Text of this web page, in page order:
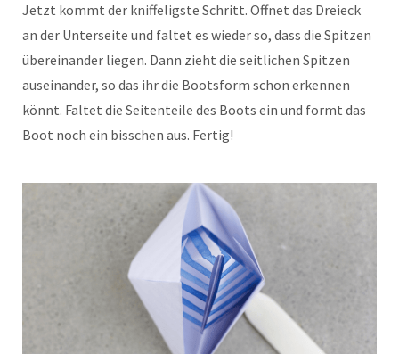
Jetzt kommt der kniffeligste Schritt. Öffnet das Dreieck
an der Unterseite und faltet es wieder so, dass die Spitzen
übereinander liegen. Dann zieht die seitlichen Spitzen
auseinander, so das ihr die Bootsform schon erkennen
könnt. Faltet die Seitenteile des Boots ein und formt das
Boot noch ein bisschen aus. Fertig!